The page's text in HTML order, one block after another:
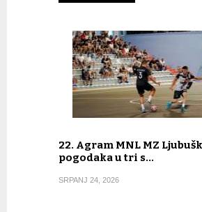
22. Agram MNL MZ
pogodaka u tri s…
SRPANJ 24, 2026